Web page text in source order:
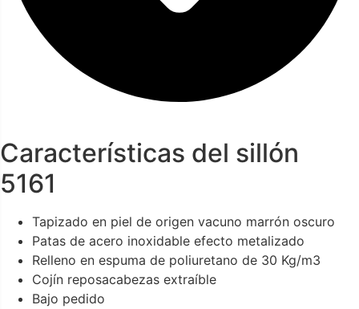
Características del sillón
5161
Tapizado en piel de origen vacuno marrón oscuro
Patas de acero inoxidable efecto metalizado
Relleno en espuma de poliuretano de 30 Kg/m3
Cojín reposacabezas extraíble
Bajo pedido